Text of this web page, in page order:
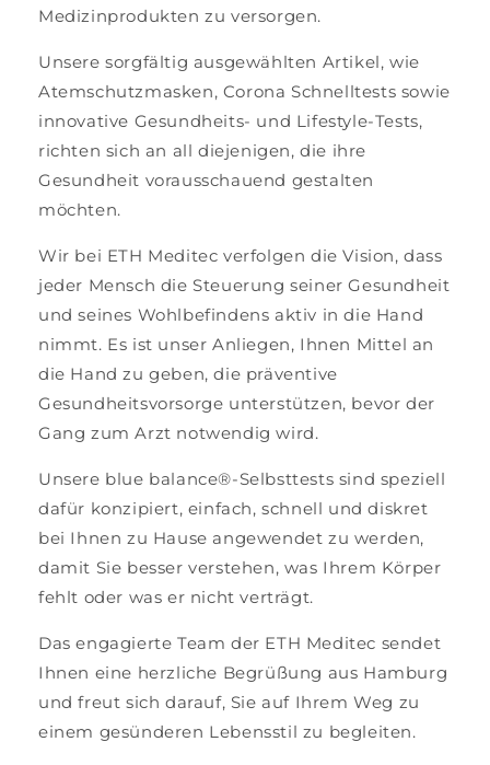
Medizinprodukten zu versorgen.
Unsere sorgfältig ausgewählten Artikel, wie
Atemschutzmasken, Corona Schnelltests sowie
innovative Gesundheits- und Lifestyle-Tests,
richten sich an all diejenigen, die ihre
Gesundheit vorausschauend gestalten
möchten.
Wir bei ETH Meditec verfolgen die Vision, dass
jeder Mensch die Steuerung seiner Gesundheit
und seines Wohlbefindens aktiv in die Hand
nimmt. Es ist unser Anliegen, Ihnen Mittel an
die Hand zu geben, die präventive
Gesundheitsvorsorge unterstützen, bevor der
Gang zum Arzt notwendig wird.
Unsere blue balance®-Selbsttests sind speziell
dafür konzipiert, einfach, schnell und diskret
bei Ihnen zu Hause angewendet zu werden,
damit Sie besser verstehen, was Ihrem Körper
fehlt oder was er nicht verträgt.
Das engagierte Team der ETH Meditec sendet
Ihnen eine herzliche Begrüßung aus Hamburg
und freut sich darauf, Sie auf Ihrem Weg zu
einem gesünderen Lebensstil zu begleiten.